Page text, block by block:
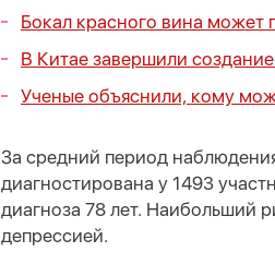
Бокал красного вина может
В Китае завершили
Ученые объяснили, кому
За средний период
диагностирована у 1493
диагноза 78 лет. Наибольший
депрессией.